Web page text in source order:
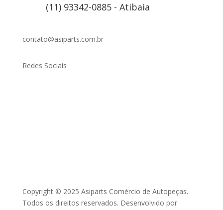
(11) 93342-0885 - Atibaia
contato@asiparts.com.br
Redes Sociais
Copyright © 2025 Asiparts Comércio de Autopeças.
Todos os direitos reservados. Desenvolvido por